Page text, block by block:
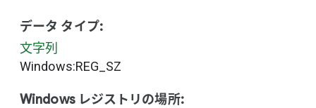
データ タイプ:
文字列
Windows:REG_SZ
Windows レジストリの場所: